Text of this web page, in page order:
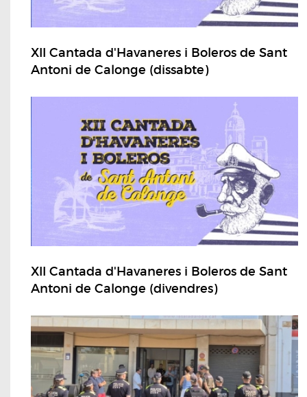
XII Cantada d'Havaneres i Boleros de Sant
Antoni de Calonge (dissabte)
XII Cantada d'Havaneres i Boleros de Sant
Antoni de Calonge (divendres)